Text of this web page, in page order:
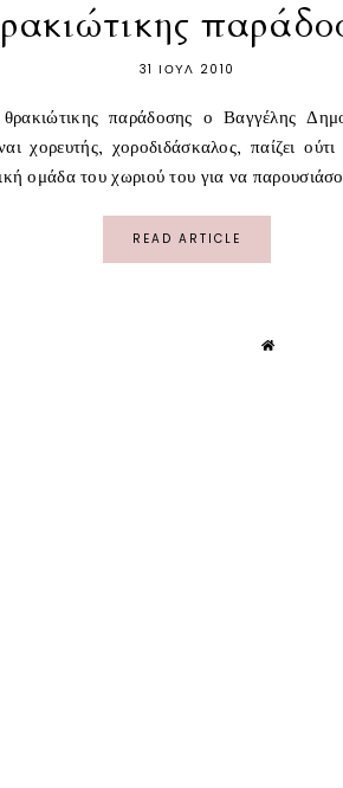
31 ΙΟΥΛ 2010
παράδοσης ο Βαγγέλης
χορευτής, χοροδιδάσκαλος, παίζει
ομάδα του χωριού του για να
READ ARTICLE